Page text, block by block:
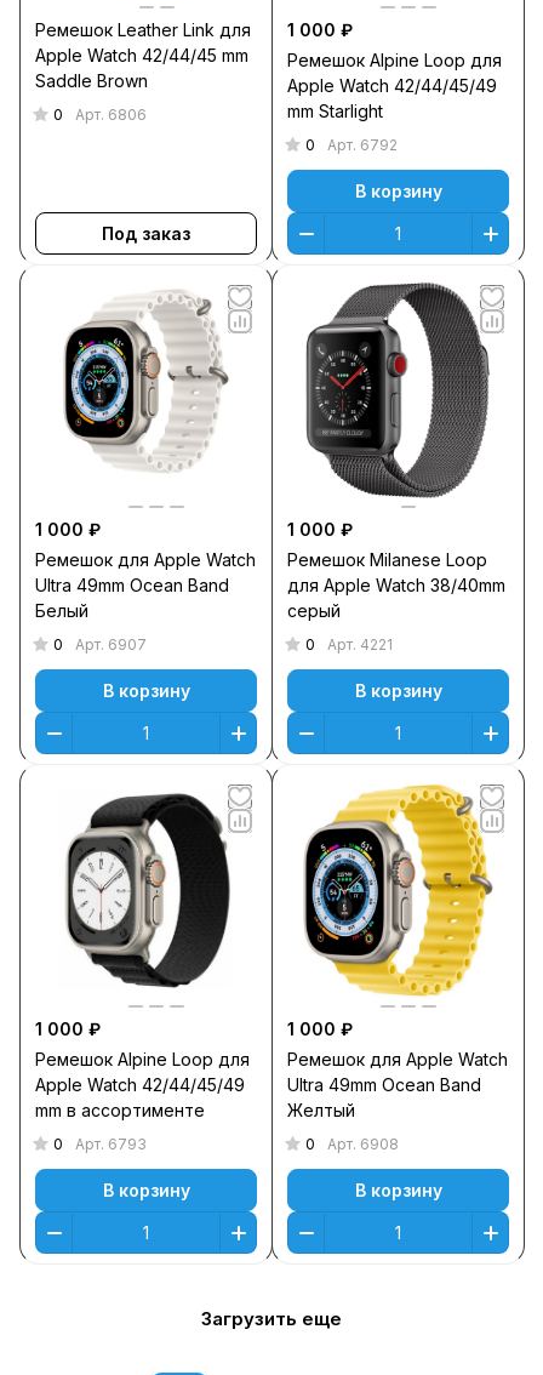
Ремешок Leather Link для
Apple Watch 42/44/45 mm
Saddle Brown
0 Арт. 6806
Под заказ
1 000 ₽
Ремешок Alpine Loop для
Apple Watch 42/44/45/49
mm Starlight
0 Арт. 6792
В корзину
1 000 ₽
Ремешок для Apple Watch
Ultra 49mm Ocean Band
Белый
0 Арт. 6907
В корзину
1 000 ₽
Ремешок Milanese Loop
для Apple Watch 38/40mm
серый
0 Арт. 4221
В корзину
1 000 ₽
Ремешок Alpine Loop для
Apple Watch 42/44/45/49
mm в ассортименте
0 Арт. 6793
В корзину
1 000 ₽
Ремешок для Apple Watch
Ultra 49mm Ocean Band
Желтый
0 Арт. 6908
В корзину
Загрузить еще